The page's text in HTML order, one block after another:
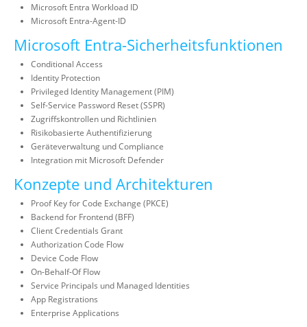
Microsoft Entra Workload ID
Microsoft Entra-Agent-ID
Microsoft Entra-Sicherheitsfunktionen
Conditional Access
Identity Protection
Privileged Identity Management (PIM)
Self-Service Password Reset (SSPR)
Zugriffskontrollen und Richtlinien
Risikobasierte Authentifizierung
Geräteverwaltung und Compliance
Integration mit Microsoft Defender
Konzepte und Architekturen
Proof Key for Code Exchange (PKCE)
Backend for Frontend (BFF)
Client Credentials Grant
Authorization Code Flow
Device Code Flow
On-Behalf-Of Flow
Service Principals und Managed Identities
App Registrations
Enterprise Applications